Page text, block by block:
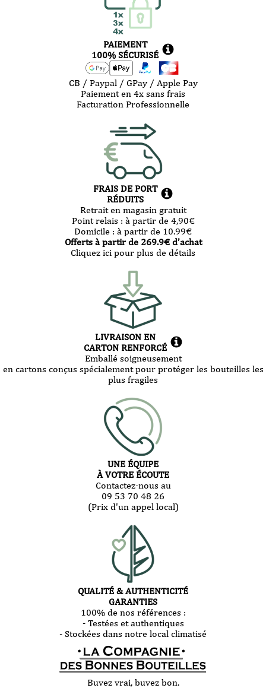
PAIEMENT
100% SÉCURISÉ
CB / Paypal / GPay / Apple Pay
Paiement en 4x sans frais
Facturation Professionnelle
FRAIS DE PORT
RÉDUITS
Retrait en magasin gratuit
Point relais : à partir de 4,90€
Domicile : à partir de 10.99€
Offerts à partir de 269.9€ d’achat
Cliquez ici pour plus de détails
LIVRAISON EN
CARTON RENFORCÉ
Emballé soigneusement
en cartons conçus spécialement pour protéger les bouteilles les
plus fragiles
UNE ÉQUIPE
À VOTRE ÉCOUTE
Contactez-nous au
09 53 70 48 26
(Prix d'un appel local)
QUALITÉ & AUTHENTICITÉ
GARANTIES
100% de nos références :
- Testées et authentiques
- Stockées dans notre local climatisé
Buvez vrai, buvez bon.